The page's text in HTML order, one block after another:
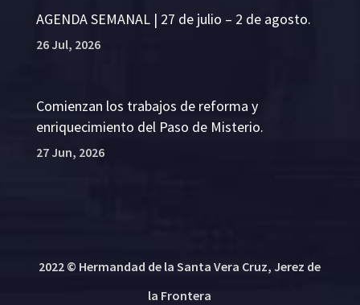
AGENDA SEMANAL | 27 de julio – 2 de agosto.
26 Jul, 2026
Comienzan los trabajos de reforma y
enriquecimiento del Paso de Misterio.
27 Jun, 2026
2022 © Hermandad de la Santa Vera Cruz, Jerez de
la Frontera